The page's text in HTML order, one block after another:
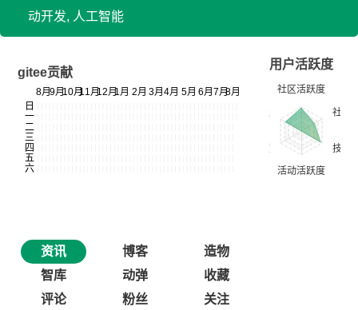
动开发, 人工智能
gitee贡献
用户活跃度
资讯 博客
造物
智库
动弹
收藏
评论
粉丝 关注